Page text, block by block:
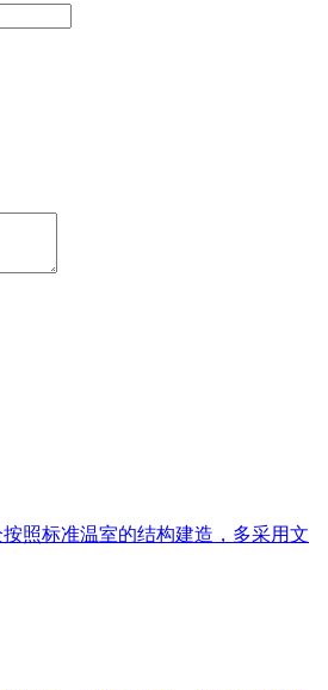
照标准温室的结构建造，多采用文